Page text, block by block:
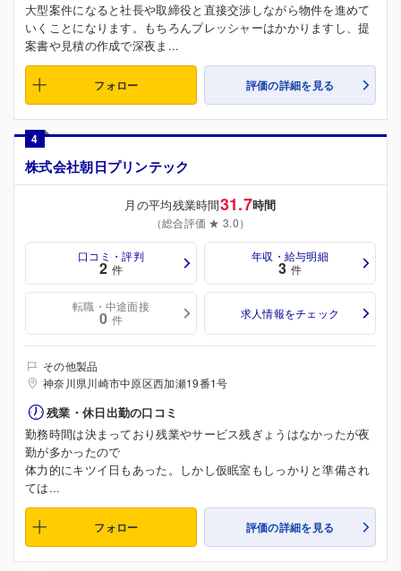
大型案件になると社長や取締役と直接交渉しながら物件を進めて
いくことになります。もちろんプレッシャーはかかりますし、提
案書や見積の作成で深夜ま...
フォロー 評価の詳細を見る
4
株式会社朝日プリンテック
月の平均残業時間31.7時間
（総合評価 ★ 3.0）
口コミ・評判
2 件
年収・給与明細
3 件
転職・中途面接
0 件 求人情報をチェック
その他製品
神奈川県川崎市中原区西加瀬19番1号
残業・休日出勤の口コミ
勤務時間は決まっており残業やサービス残ぎょうはなかったが夜
勤が多かったので
体力的にキツイ日もあった。しかし仮眠室もしっかりと準備され
ては...
フォロー 評価の詳細を見る